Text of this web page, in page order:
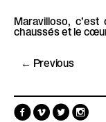
Maravilloso,
chaussés et le
← Previous
F
a
V
i
T
w